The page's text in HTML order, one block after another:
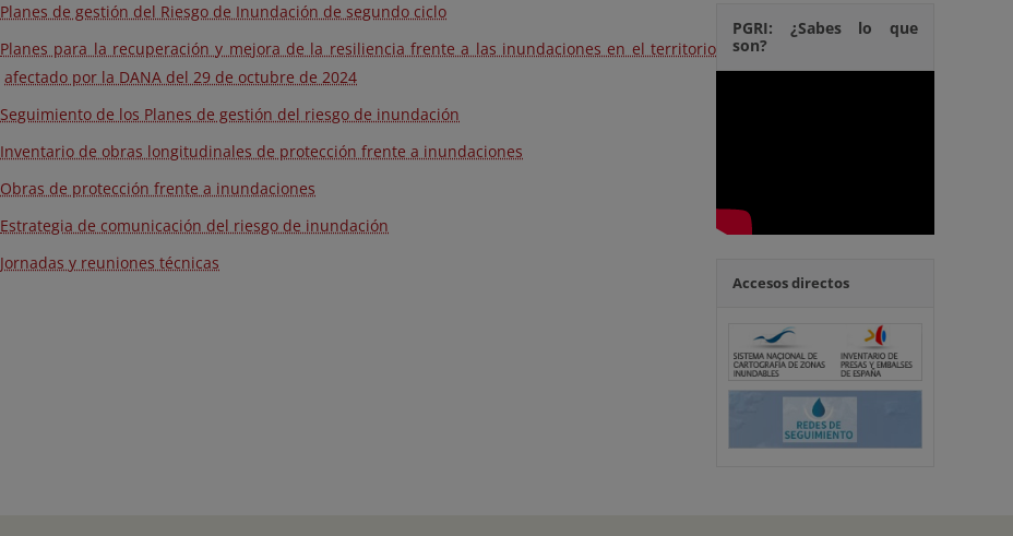
Planes de gestión del Riesgo de Inundación de segundo ciclo
Planes para la recuperación y mejora de la resiliencia frente a las inundaciones en el territorio
afectado por la DANA del 29 de octubre de 2024
Seguimiento de los Planes de gestión del riesgo de inundación
Inventario de obras longitudinales de protección frente a inundaciones
Obras de protección frente a inundaciones
Estrategia de comunicación del riesgo de inundación
Jornadas y reuniones técnicas
PGRI: ¿Sabes lo que
son?
Accesos directos